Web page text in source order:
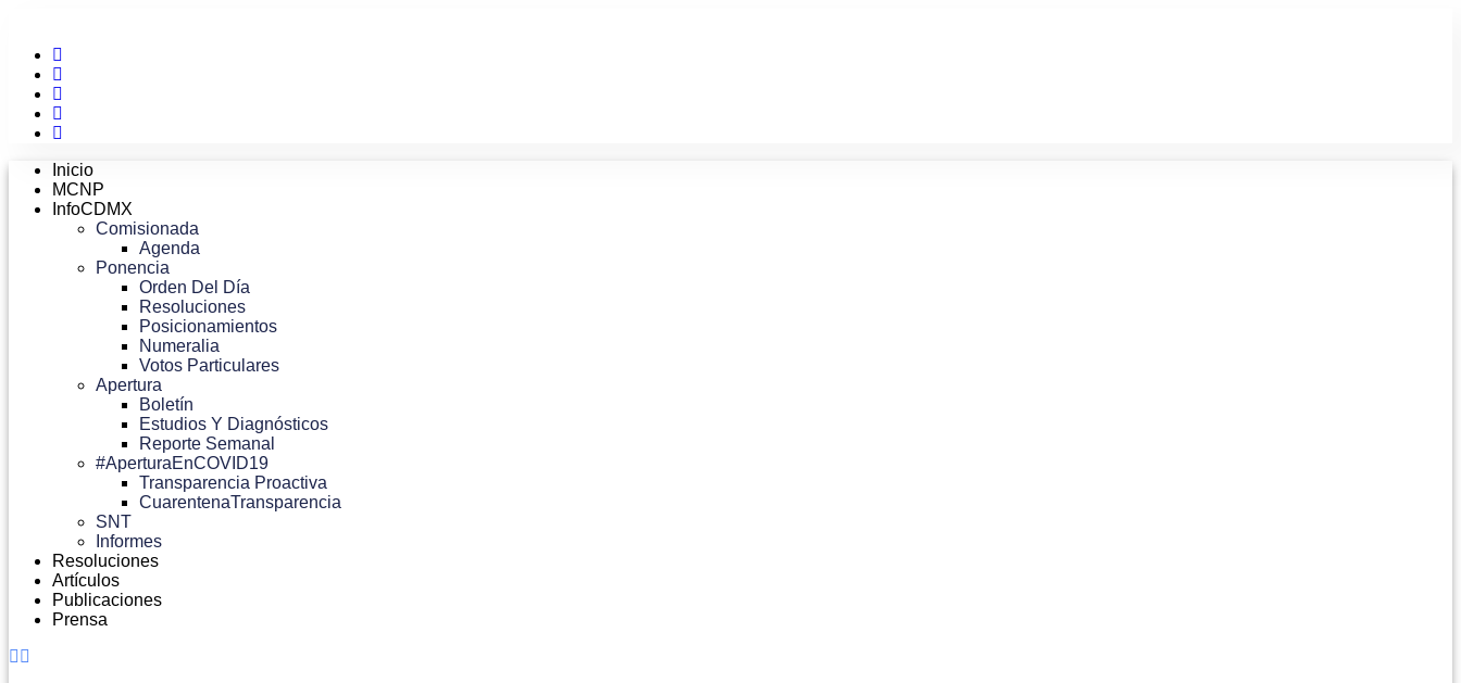
contenido
Inicio
MCNP
InfoCDMX
Comisionada
Agenda
Ponencia
Orden Del Día
Resoluciones
Posicionamientos
Numeralia
Votos Particulares
Apertura
Boletín
Estudios Y Diagnósticos
Reporte Semanal
#AperturaEnCOVID19
Transparencia Proactiva
CuarentenaTransparencia
SNT
Informes
Resoluciones
Artículos
Publicaciones
Prensa